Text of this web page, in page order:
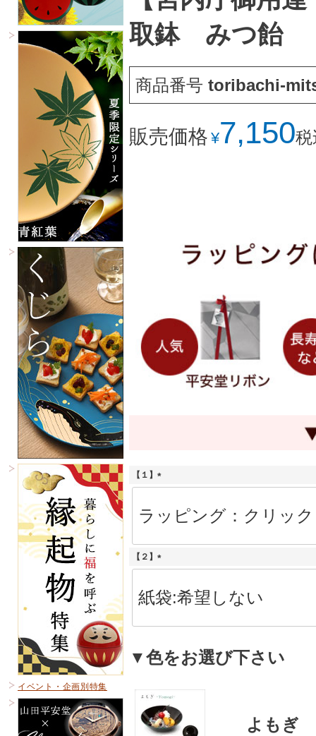
イベント・企画別特集
取鉢 みつ飴
商品番号 toribachi-
販売価格 ¥7,150税
【１】
(
須
【２】
(
須
▼色をお選び下さい
よもぎ